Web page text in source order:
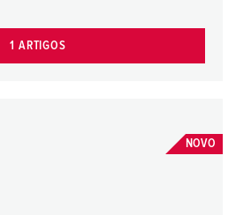
1 ARTIGOS
NOVO